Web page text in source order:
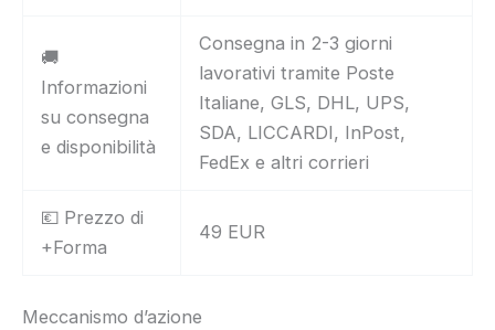
🚚
Informazioni
su consegna
e disponibilità
Consegna in 2-3 giorni
lavorativi tramite Poste
Italiane, GLS, DHL, UPS,
SDA, LICCARDI, InPost,
FedEx e altri corrieri
💶 Prezzo di
+Forma
49 EUR
Meccanismo d’azione